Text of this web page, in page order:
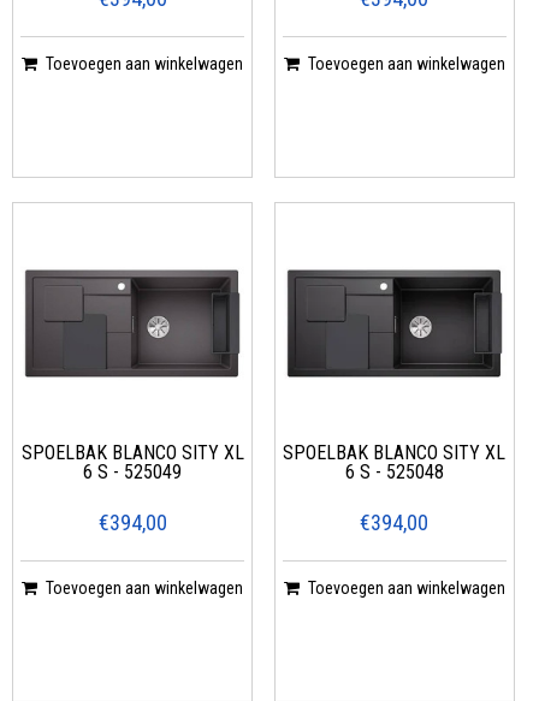
Toevoegen aan winkelwagen Toevoegen aan winkelwagen
SPOELBAK BLANCO SITY XL
6 S - 525049
€394,00
Toevoegen aan winkelwagen
SPOELBAK BLANCO SITY XL
6 S - 525048
€394,00
Toevoegen aan winkelwagen